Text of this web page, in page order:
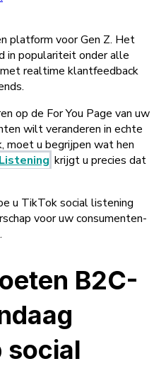
platform voor Gen Z. Het
in populariteit onder alle
realtime klantfeedback
op de For You Page van uw
wilt veranderen in echte
moet u begrijpen wat hen
krijgt u precies dat
u TikTok social listening
voor uw consumenten-
B2C-
social